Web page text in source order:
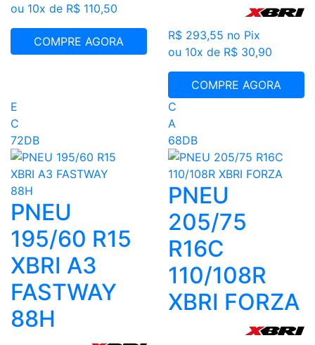
ou 10x de R$ 110,50
COMPRE AGORA R$ 293,55 no Pix
ou 10x de R$ 30,90
COMPRE AGORA
E
C
72DB
PNEU
195/60 R15
XBRI A3
FASTWAY
88H
C
A
68DB
PNEU
205/75
R16C
110/108R
XBRI FORZA